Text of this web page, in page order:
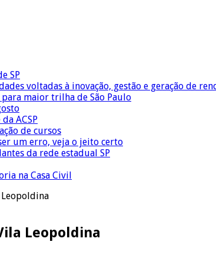
SP
voltadas à inovação, gestão e geração de
maior trilha de São Paulo
ACSP
de cursos
um erro, veja o jeito certo
da rede estadual SP
na Casa Civil
Leopoldina